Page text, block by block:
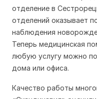
отделение в
отделений оказывает
наблюдения
Теперь медицинская
любую услугу можно
дома или офиса.
Качество работы